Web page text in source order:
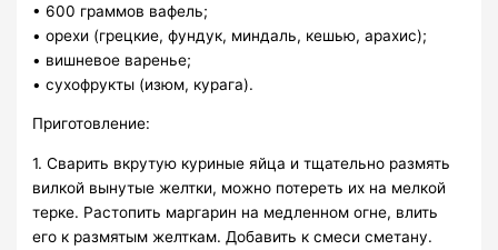
• 600 граммов вафель;
• орехи (грецкие, фундук, миндаль, кешью, арахис);
• вишневое варенье;
• сухофрукты (изюм, курага).
Приготовление:
1. Сварить вкрутую куриные яйца и тщательно размять
вилкой вынутые желтки, можно потереть их на мелкой
терке. Растопить маргарин на медленном огне, влить
его к размятым желткам. Добавить к смеси сметану.